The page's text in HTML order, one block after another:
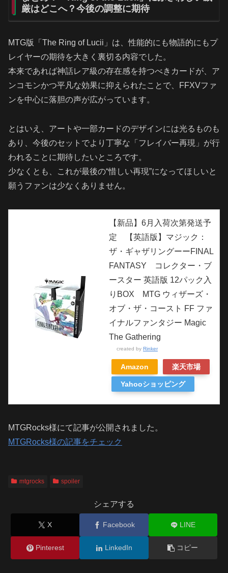
厳はどこへ？今後の調整に期待
MTG版「The Ring of Lucii」は、性能的にも物語的にもプ
レイヤーの期待を大きく裏切る内容でした。
本来であれば神話レア級の存在感を持つべきカードが、ア
ンコモンかつ平凡な効果に抑えられたことで、FFXVファ
ンを中心に落胆の声が広がっています。
とはいえ、アートや一部カードのデザインには光るものも
あり、今後のセットでより丁寧な「フレイバー再現」が行
われることに期待したいところです。
少なくとも、これが最後の“惜しい再現”になってほしいと
願うファンは少なくありません。
【新品】6月入荷次第発送予
定 【英語版】マジック：
ザ・ギャザリングーーFINAL
FANTASY コレクター・ブ
ースター 英語版 12パック入
りBOX MTG ウィザーズ・
オブ・ザ・コースト FF ファ
イナルファンタジー Magic
The Gathering
created by Rinker
Amazon 楽天市場
Yahooショッピング
MTGRocks様にて記事が公開されました。
MTGRocks様の記事をチェック
mtgrocks spoiler
シェアする
X Facebook LINE
Pinterest LinkedIn コピー